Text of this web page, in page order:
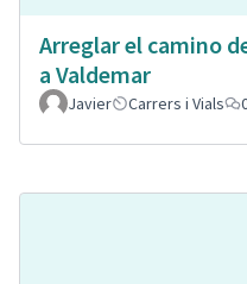
Arreglar el camino
a Valdemar
Javier Carrers i Vials